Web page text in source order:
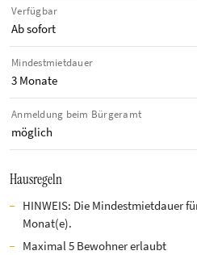
Verfügbar
Ab sofort
Mindestmietdauer
3 Monate
Anmeldung beim Bürgeramt
möglich
Hausregeln
HINWEIS: Die Mindestmietdauer
Monat(e).
Maximal 5 Bewohner erlaubt